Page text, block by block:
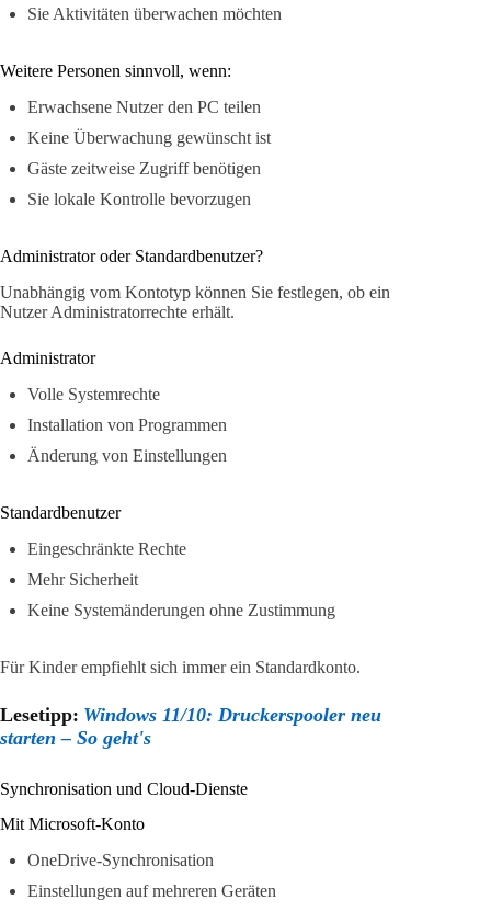
Sie Aktivitäten überwachen möchten
Weitere Personen sinnvoll, wenn:
Erwachsene Nutzer den PC teilen
Keine Überwachung gewünscht ist
Gäste zeitweise Zugriff benötigen
Sie lokale Kontrolle bevorzugen
Administrator oder Standardbenutzer?
Unabhängig vom Kontotyp können Sie festlegen, ob ein
Nutzer Administratorrechte erhält.
Administrator
Volle Systemrechte
Installation von Programmen
Änderung von Einstellungen
Standardbenutzer
Eingeschränkte Rechte
Mehr Sicherheit
Keine Systemänderungen ohne Zustimmung
Für Kinder empfiehlt sich immer ein Standardkonto.
Lesetipp: Windows 11/10: Druckerspooler neu
starten – So geht's
Synchronisation und Cloud-Dienste
Mit Microsoft-Konto
OneDrive-Synchronisation
Einstellungen auf mehreren Geräten